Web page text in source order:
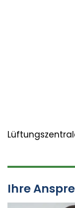
Ihre